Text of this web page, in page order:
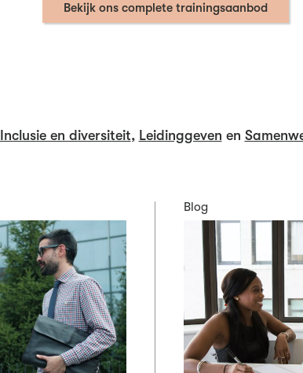
Bekijk ons complete trainingsaanbod
Inclusie en diversiteit, Leidinggeven en
Blog